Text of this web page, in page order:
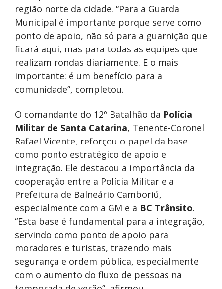
região norte da cidade. “Para a Guarda
Municipal é importante porque serve como
ponto de apoio, não só para a guarnição que
ficará aqui, mas para todas as equipes que
realizam rondas diariamente. E o mais
importante: é um benefício para a
comunidade”, completou.
O comandante do 12º Batalhão da Polícia
Militar de Santa Catarina, Tenente-Coronel
Rafael Vicente, reforçou o papel da base
como ponto estratégico de apoio e
integração. Ele destacou a importância da
cooperação entre a Polícia Militar e a
Prefeitura de Balneário Camboriú,
especialmente com a GM e a BC Trânsito.
“Esta base é fundamental para a integração,
servindo como ponto de apoio para
moradores e turistas, trazendo mais
segurança e ordem pública, especialmente
com o aumento do fluxo de pessoas na